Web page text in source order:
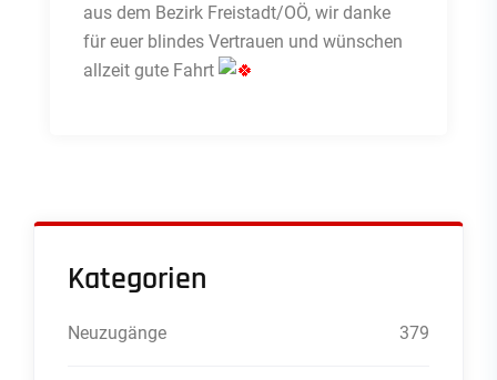
aus dem Bezirk Freistadt/OÖ, wir danke
für euer blindes Vertrauen und wünschen
allzeit gute Fahrt
Kategorien
Neuzugänge 379